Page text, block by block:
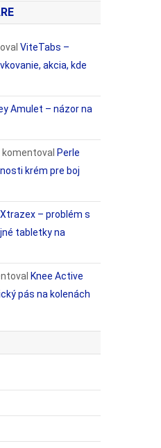
ViteTabs –
akcia, kde
Amulet – názor na
komentoval Perle
krém pre boj
Xtrazex – problém s
tabletky na
Knee Active
pás na kolenách